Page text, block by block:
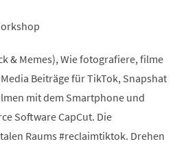
& Memes), Wie fotografiere, filme
Beiträge für TikTok, Snapshat
mit dem Smartphone und
Software CapCut. Die
Raums #reclaimtiktok. Drehen